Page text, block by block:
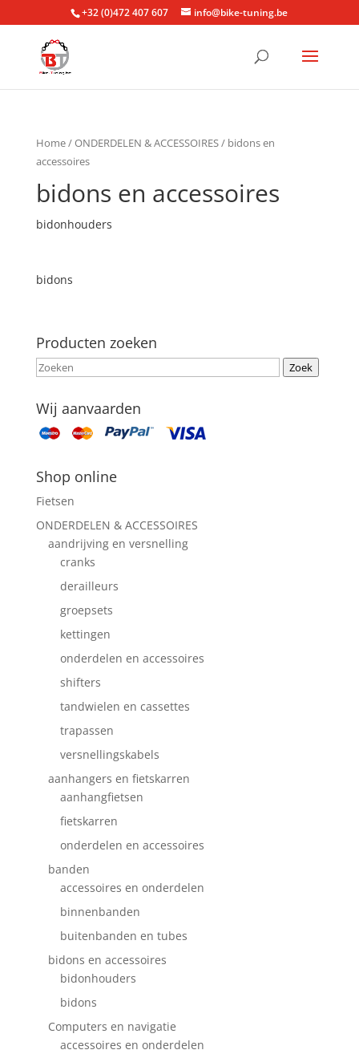
+32 (0)472 407 607 info@bike-tuning.be
Home/ONDERDELEN & ACCESSOIRES/ bidons en
accessoires
bidons en accessoires
bidonhouders
bidons
Producten zoeken
Zoek
Wij aanvaarden
Shop online
Fietsen
ONDERDELEN & ACCESSOIRES
aandrijving en versnelling
cranks
derailleurs
groepsets
kettingen
onderdelen en accessoires
shifters
tandwielen en cassettes
trapassen
versnellingskabels
aanhangers en fietskarren
aanhangfietsen
fietskarren
onderdelen en accessoires
banden
accessoires en onderdelen
binnenbanden
buitenbanden en tubes
bidons en accessoires
bidonhouders
bidons
Computers en navigatie
accessoires en onderdelen